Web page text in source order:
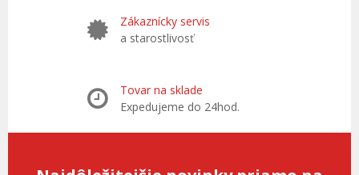
Zákaznícky servis
a starostlivosť
Tovar na sklade
Expedujeme do 24hod.